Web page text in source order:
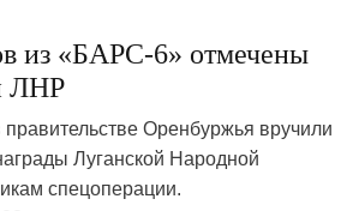
из «БАРС-6» отмечены
ЛНР
Оренбуржья вручили
Луганской Народной
спецоперации.